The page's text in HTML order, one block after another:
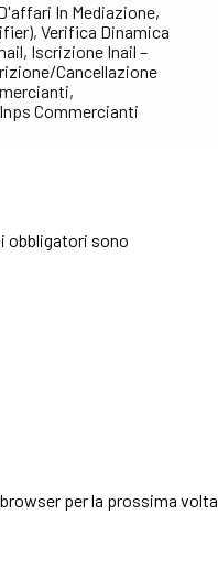
In Mediazione,
Verifica Dinamica
Iscrizione Inail –
Cancellazione
Commercianti
obbligatori sono
per la prossima volta